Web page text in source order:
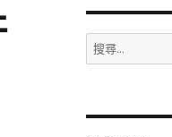
搜
尋
字: